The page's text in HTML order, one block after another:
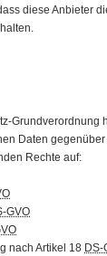
diese Anbieter
Grundverordnung
Daten
Rechte auf:
GVO
nach Artikel 18 DS-